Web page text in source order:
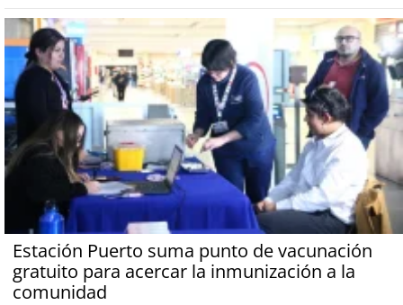
Estación Puerto suma punto de vacunación
gratuito para acercar la inmunización a la
comunidad